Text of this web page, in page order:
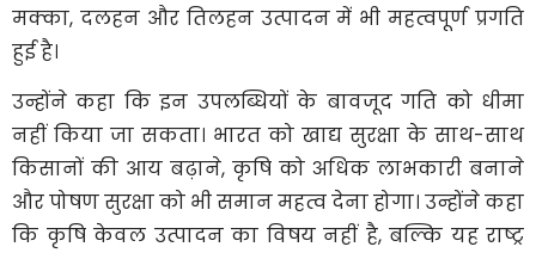
मक्का, दलहन और तिलहन उत्पादन में भी महत्वपूर्ण प्रगति
हुई है।
उन्होंने कहा कि इन उपलब्धियों के बावजूद गति को धीमा
नहीं किया जा सकता। भारत को खाद्य सुरक्षा के साथ-साथ
किसानों की आय बढ़ाने, कृषि को अधिक लाभकारी बनाने
और पोषण सुरक्षा को भी समान महत्व देना होगा। उन्होंने कहा
कि कृषि केवल उत्पादन का विषय नहीं है, बल्कि यह राष्ट्र